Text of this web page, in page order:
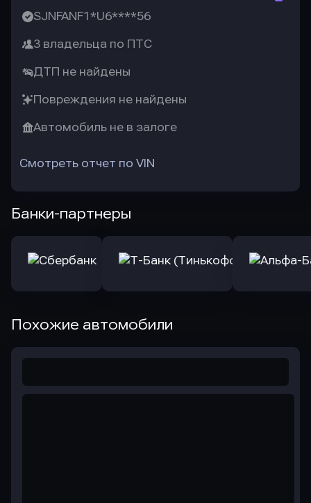
SJNFANF1*U6****56
3 владельца по ПТС
ДТП не найдены
Повреждения не найдены
Автомобиль не в залоге
Смотреть отчет по VIN
Банки-партнеры
Похожие автомобили